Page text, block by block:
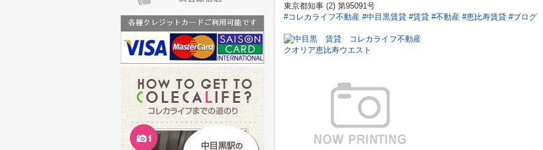
東京都知事 (2) 第95091号
#コレカライフ不動産 #中目黒賃貸 #賃貸 #不動産 #恵比寿賃貸 #ブログ
クオリア恵比寿ウエスト